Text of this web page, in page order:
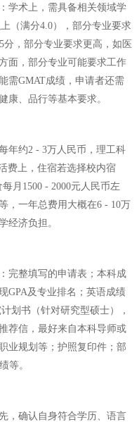
学术上，需具备相关领域学
（满分4.0），部分专业要求
分，部分专业要求更高，如医
面，部分专业可能要求工作
需GMAT成绩，申请者还需
康、品行等基本要求。
年约2 - 3万人民币，理工科
费上，住宿若选择校内宿
月1500 - 2000元人民币左
，一年总费用大概在6 - 10万
经济负担。
完整填写的申请表；本科成
GPA及专业排名；英语成绩
划书（针对研究型硕士），
荐信，最好来自本科导师或
业规划等；护照复印件；部
等。
，确认自身符合学历、语言